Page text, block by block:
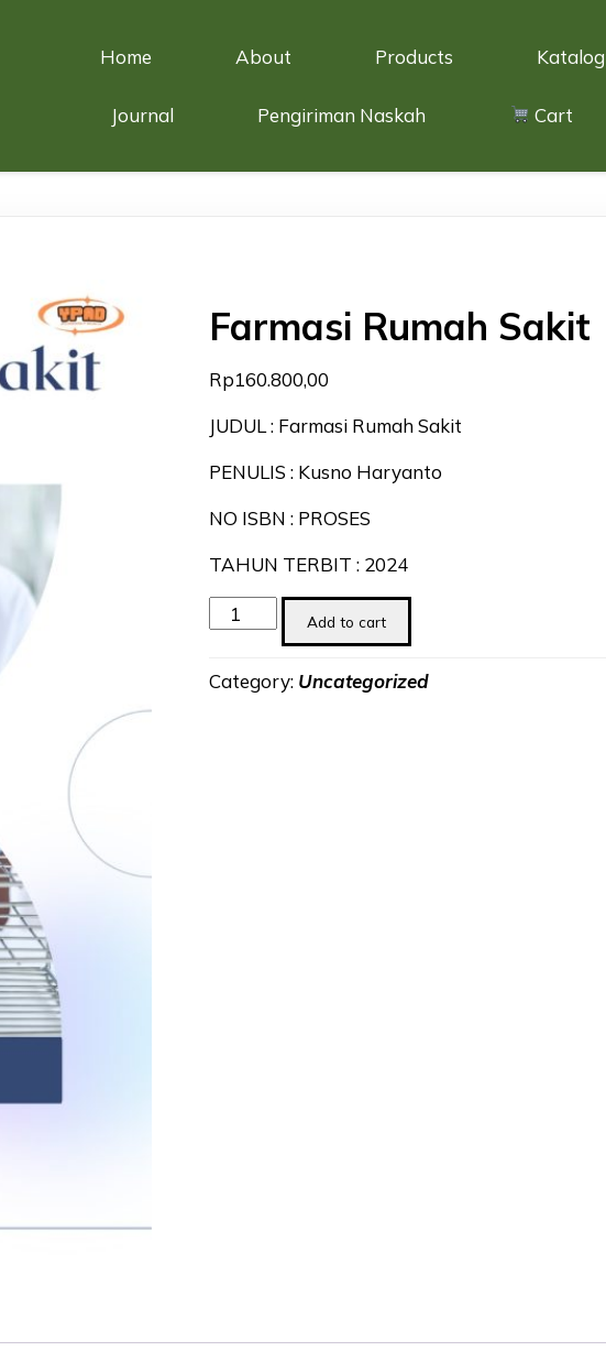
Home About Products Katalog
Journal Pengiriman Naskah Cart
Farmasi Rumah Sakit
Rp160.800,00
JUDUL : Farmasi Rumah Sakit
PENULIS : Kusno Haryanto
NO ISBN : PROSES
TAHUN TERBIT : 2024
Farmasi
Rumah
quantity
Add to cart
Category: Uncategorized